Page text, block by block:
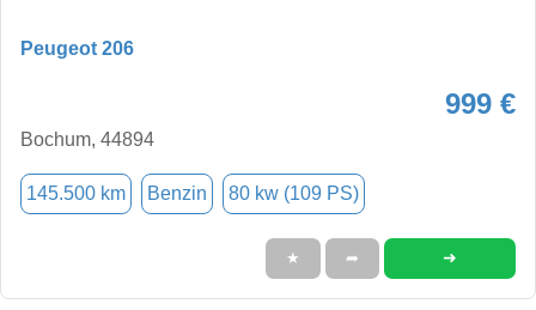
Peugeot 206
999 €
Bochum, 44894
145.500 km Benzin 80 kw (109 PS)
★ ➦ ➜